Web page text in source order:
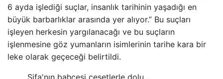
6 ayda işlediği suçlar, insanlık tarihinin yaşadığı en
büyük barbarlıklar arasında yer alıyor.” Bu suçları
işleyen herkesin yargılanacağı ve bu suçların
işlenmesine göz yumanların isimlerinin tarihe kara bir
leke olarak geçeceği belirtildi.
Şifa'nın bahçesi cesetlerle dolu…